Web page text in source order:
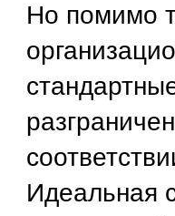
Но помимо
Идеальная